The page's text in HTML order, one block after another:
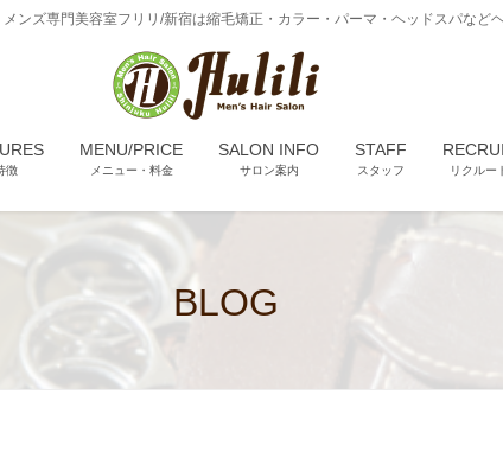
ンズ専門美容室フリリ/新宿は縮毛矯正・カラー・パーマ・ヘッドスパなど
徴
MENU/PRICE
メニュー・料金
SALON INFO
サロン案内
STAFF
スタッフ リクルー
BLOG